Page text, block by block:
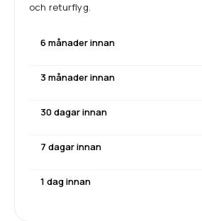
och returflyg.
6 månader innan
3 månader innan
30 dagar innan
7 dagar innan
1 dag innan